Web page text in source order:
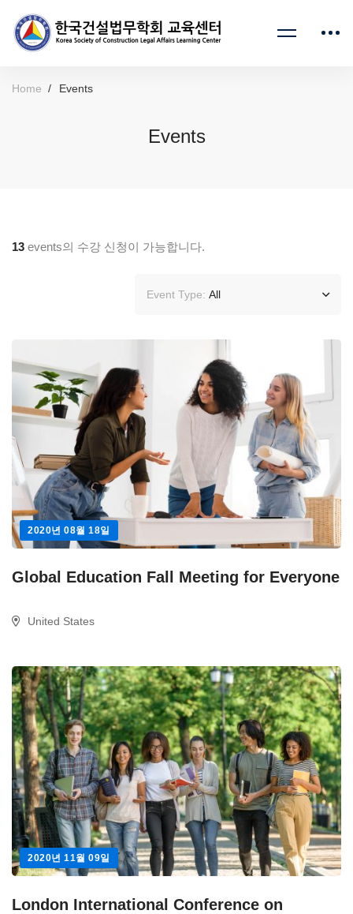
Home Events
Events
13 events의 수강 신청이 가능합니다.
Event Type: All
2020년 08월 18일
Global Education Fall Meeting for Everyone
United States
2020년 11월 09일
London International Conference on